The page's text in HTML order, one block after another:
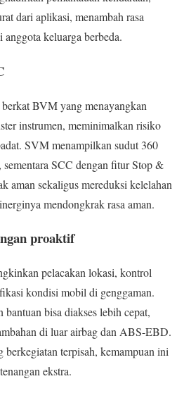
dari aplikasi, menambah rasa
keluarga berbeda.
BVM yang menayangkan
instrumen, meminimalkan risiko
SVM menampilkan sudut 360
SCC dengan fitur Stop &
aman sekaligus mereduksi kelelahan
mendongkrak rasa aman.
proaktif
pelacakan lokasi, kontrol
kondisi mobil di genggaman.
bisa diakses lebih cepat,
di luar airbag dan ABS-EBD.
terpisah, kemampuan ini
ekstra.